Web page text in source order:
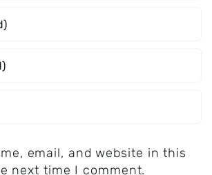
email, and website in this
next time I comment.